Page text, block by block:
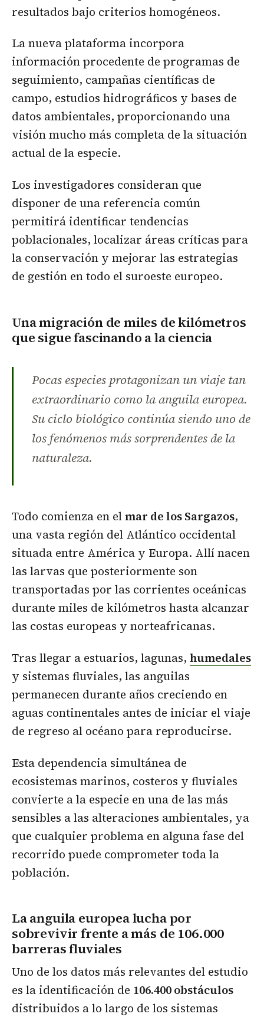
resultados bajo criterios homogéneos.
La nueva plataforma incorpora
información procedente de programas de
seguimiento, campañas científicas de
campo, estudios hidrográficos y bases de
datos ambientales, proporcionando una
visión mucho más completa de la situación
actual de la especie.
Los investigadores consideran que
disponer de una referencia común
permitirá identificar tendencias
poblacionales, localizar áreas críticas para
la conservación y mejorar las estrategias
de gestión en todo el suroeste europeo.
Una migración de miles de kilómetros
que sigue fascinando a la ciencia
Pocas especies protagonizan un viaje tan
extraordinario como la anguila europea.
Su ciclo biológico continúa siendo uno de
los fenómenos más sorprendentes de la
naturaleza.
Todo comienza en elmar de los Sargazos,
una vasta región del Atlántico occidental
situada entre América y Europa. Allí nacen
las larvas que posteriormente son
transportadas por las corrientes oceánicas
durante miles de kilómetros hasta alcanzar
las costas europeas y norteafricanas.
Tras llegar a estuarios, lagunas, humedales
y sistemas fluviales, las anguilas
permanecen durante años creciendo en
aguas continentales antes de iniciar el viaje
de regreso al océano para reproducirse.
Esta dependencia simultánea de
ecosistemas marinos, costeros y fluviales
convierte a la especie en una de las más
sensibles a las alteraciones ambientales, ya
que cualquier problema en alguna fase del
recorrido puede comprometer toda la
población.
La anguila europea lucha por
sobrevivir frente a más de 106.000
barreras fluviales
Uno de los datos más relevantes del estudio
es la identificación de 106.400 obstáculos
distribuidos a lo largo de los sistemas